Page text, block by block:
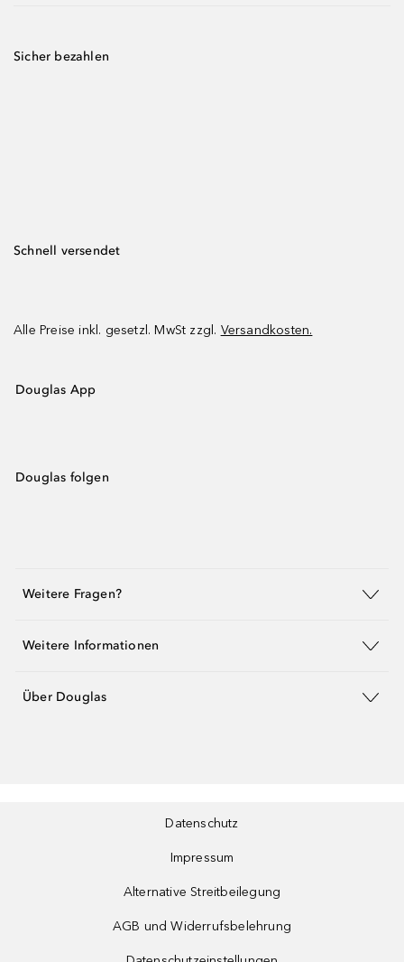
Sicher bezahlen
Schnell versendet
Alle Preise inkl. gesetzl. MwSt zzgl. Versandkosten.
Douglas App
Douglas folgen
Weitere Fragen?
Weitere Informationen
Über Douglas
Datenschutz
Impressum
Alternative Streitbeilegung
AGB und Widerrufsbelehrung